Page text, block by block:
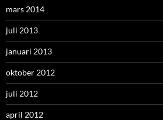
mars 2014
juli 2013
januari 2013
oktober 2012
juli 2012
april 2012